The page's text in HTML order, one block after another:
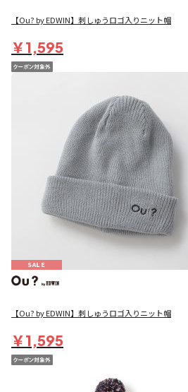
【Ou? by EDWIN】刺しゅうロゴ入りニット帽
￥1,595
SALE
【Ou? by EDWIN】刺しゅうロゴ入りニット帽
￥1,595